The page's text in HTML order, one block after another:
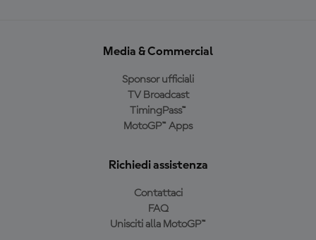
Media & Commercial
Sponsor ufficiali
TV Broadcast
TimingPass™
MotoGP™ Apps
Richiedi assistenza
Contattaci
FAQ
Unisciti alla MotoGP™